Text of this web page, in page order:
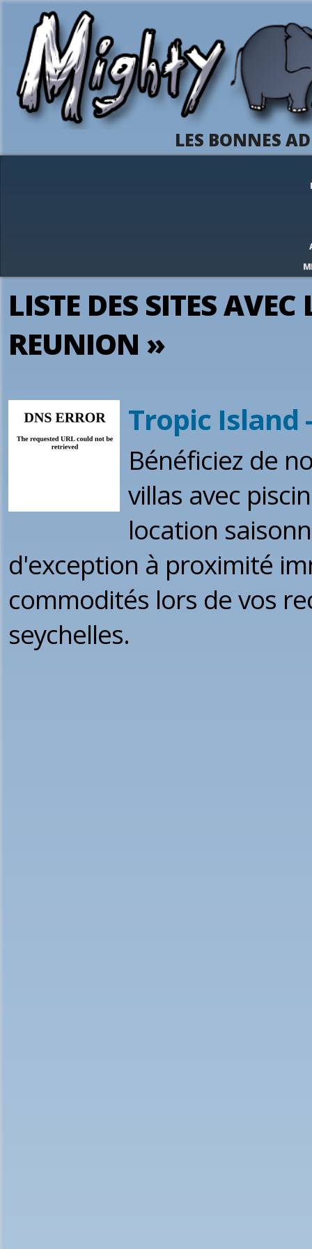
LES BONNES
LISTE DES SITES
REUNION »
Tropic Island
Bénéficiez de
villas avec
location
d'exception à proximité
commodités lors de vos
seychelles.